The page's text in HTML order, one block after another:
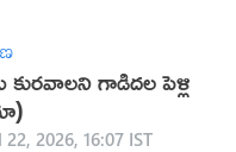
కురవాలని గాడిదల పెళ్లి
22, 2026, 16:07 IST